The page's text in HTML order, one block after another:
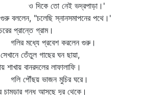
দিকে তো নেই ভদ্রপাড়া।'
বললেন, "চলেছি স্নানসমাপনের পথে।'
প্রান্তে গ্রাম।
মধ্যে প্রবেশ করলেন গুরু।
তেঁতুল গাছের ঘন ছায়া,
শাখায় বানরদলের লাফালাফি।
পৌঁছয় ভাজন মুচির ঘরে।
চামড়ার গন্ধ আসছে দূর থেকে।